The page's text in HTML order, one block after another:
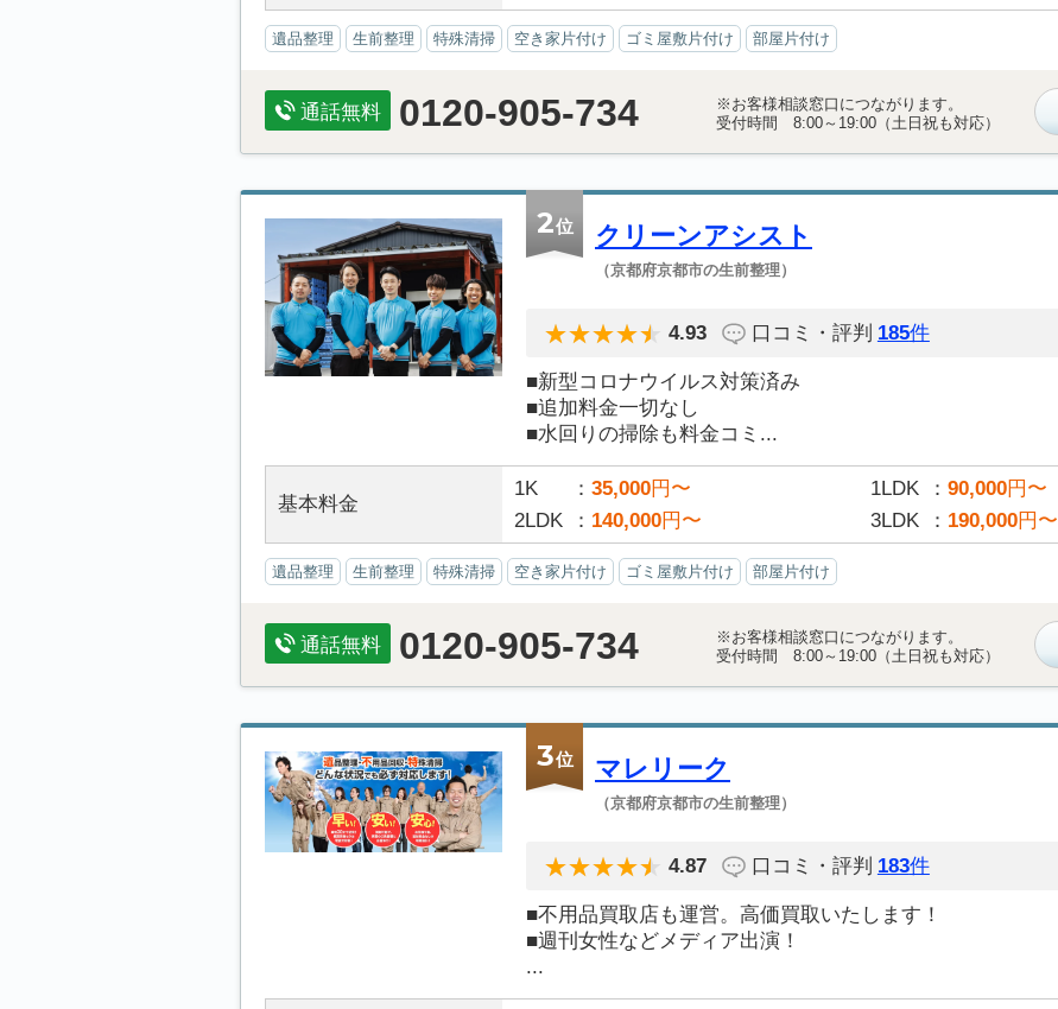
遺品整理 生前整理 特殊清掃 空き家片付け ゴミ屋敷片付け 部屋片付け
通話無料 0120-905-734
※お客様相談窓口につながります。
受付時間 8:00～19:00（土日祝も対応）
2位 クリーンアシスト
（京都府京都市の生前整理）
4.93 口コミ・評判 185件
■新型コロナウイルス対策済み
■追加料金一切なし
■水回りの掃除も料金コミ...
基本料金
1K 35,000円〜 1LDK 90,000円〜
2LDK
140,000円〜 3LDK 190,000円〜
遺品整理 生前整理 特殊清掃 空き家片付け ゴミ屋敷片付け 部屋片付け
通話無料 0120-905-734
※お客様相談窓口につながります。
受付時間 8:00～19:00（土日祝も対応）
3位 マレリーク
（京都府京都市の生前整理）
4.87 口コミ・評判 183件
■不用品買取店も運営。高価買取いたします！
■週刊女性などメディア出演！
...